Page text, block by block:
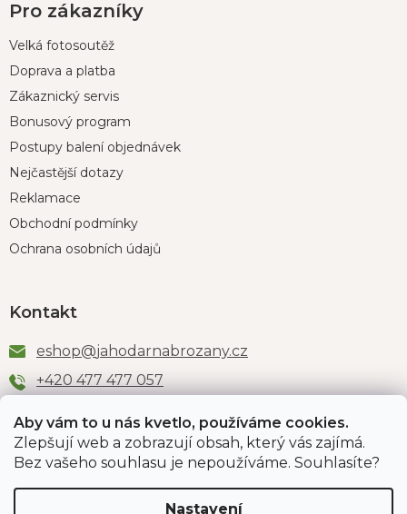
Aby vám to u nás kvetlo, používáme cookies.
Zlepšují web a zobrazují obsah, který vás zajímá.
Bez vašeho souhlasu je nepoužíváme. Souhlasíte?
Nastavení
Pro zákazníky
Velká fotosoutěž
Doprava a platba
Zákaznický servis
Bonusový program
Postupy balení objednávek
Nejčastější dotazy
Reklamace
Obchodní podmínky
Ochrana osobních údajů
Kontakt
eshop@jahodarnabrozany.cz
+420 477 477 057
Odběr newsletteru